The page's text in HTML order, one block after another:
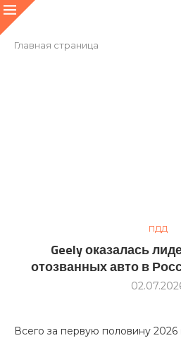
Главная страница
ПДД
Geely оказалась
отозванных авто в
Всего за первую половину